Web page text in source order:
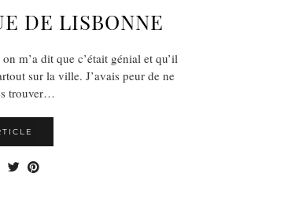
DE LISBONNE
m’a dit que c’était génial et qu’il
sur la ville. J’avais peur de ne
trouver…